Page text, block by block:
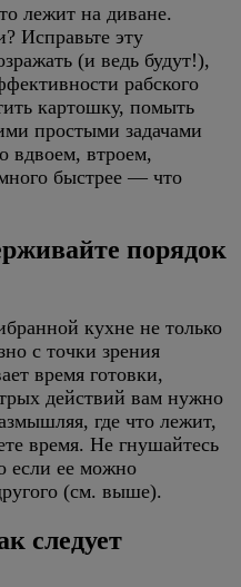
лежит на диване.
Исправьте эту
(и ведь будут!),
рабского
картошку, помыть
простыми задачами
вдвоем, втроем,
быстрее — что
порядок
кухне не только
с точки зрения
время готовки,
действий вам нужно
где что лежит,
время. Не гнушайтесь
если ее можно
(см. выше).
следует